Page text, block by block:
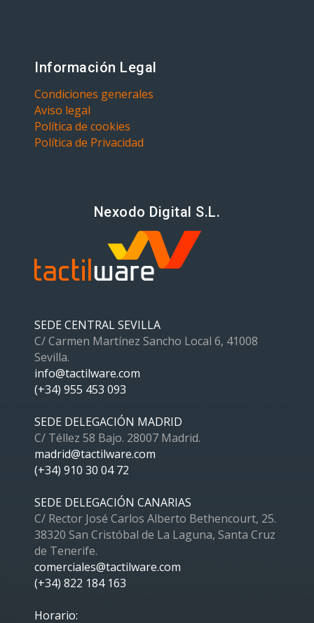
Información Legal
Condiciones generales
Aviso legal
Política de cookies
Política de Privacidad
Nexodo Digital S.L.
SEDE CENTRAL SEVILLA
C/ Carmen Martínez Sancho Local 6, 41008
Sevilla.
info@tactilware.com
(+34) 955 453 093
SEDE DELEGACIÓN MADRID
C/ Téllez 58 Bajo. 28007 Madrid.
madrid@tactilware.com
(+34) 910 30 04 72
SEDE DELEGACIÓN CANARIAS
C/ Rector José Carlos Alberto Bethencourt, 25.
38320 San Cristóbal de La Laguna, Santa Cruz
de Tenerife.
comerciales@tactilware.com
(+34) 822 184 163
Horario: